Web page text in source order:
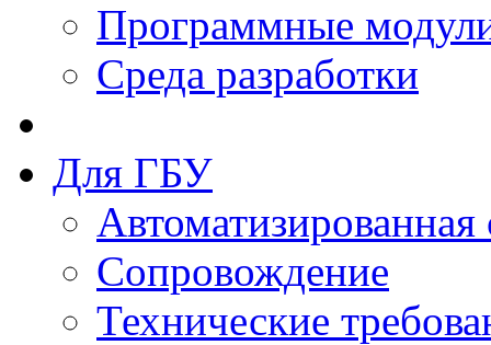
Программные
Среда разработки
Для ГБУ
Сопровождение
Технические